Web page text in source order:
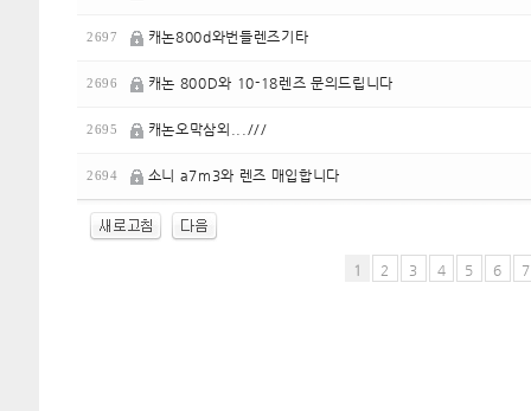
2697 캐논800d와번들렌즈기타
2696 캐논 800D와 10-18렌즈 문의드립니다
2695 캐논오막삼외...///
2694 소니 a7m3와 렌즈 매입합니다
1 2 3 4 5 6 7